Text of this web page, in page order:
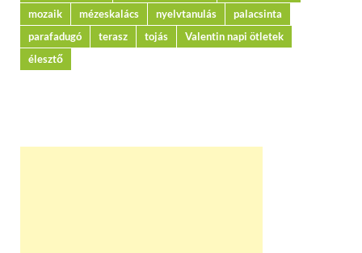
mozaik
mézeskalács nyelvtanulás
palacsinta
parafadugó
terasz tojás
Valentin napi ötletek
élesztő